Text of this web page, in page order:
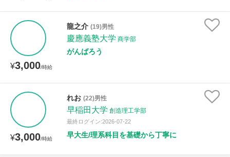
¥3,000/時給
龍之介 (19)男性
慶應義塾大学 商学部
がんばろう
¥3,000/時給
れお (22)男性
早稲田大学 創造理工学部
最終ログイン:2026-07-22
早大生/理系科目を基礎から丁寧に